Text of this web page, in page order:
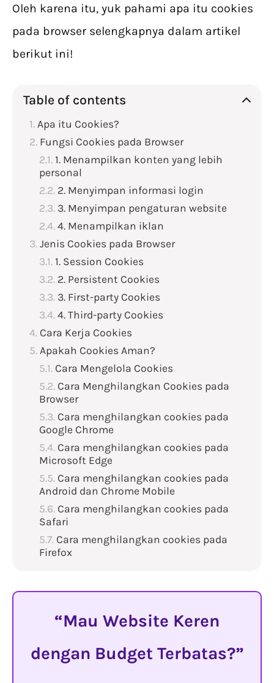
Oleh karena itu, yuk pahami apa itu cookies
pada browser selengkapnya dalam artikel
berikut ini!
Table of contents
Apa itu Cookies?
Fungsi Cookies pada Browser
1. Menampilkan konten yang lebih
personal
2. Menyimpan informasi login
3. Menyimpan pengaturan website
4. Menampilkan iklan
Jenis Cookies pada Browser
1. Session Cookies
2. Persistent Cookies
3. First-party Cookies
4. Third-party Cookies
Cara Kerja Cookies
Apakah Cookies Aman?
Cara Mengelola Cookies
Cara Menghilangkan Cookies pada
Browser
Cara menghilangkan cookies pada
Google Chrome
Cara menghilangkan cookies pada
Microsoft Edge
Cara menghilangkan cookies pada
Android dan Chrome Mobile
Cara menghilangkan cookies pada
Safari
Cara menghilangkan cookies pada
Firefox
Mau Website Keren
dengan Budget Terbatas?